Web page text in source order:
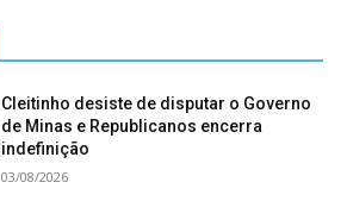
Cleitinho desiste de disputar o Governo
de Minas e Republicanos encerra
indefinição
03/08/2026